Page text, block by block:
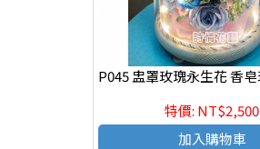
特價: NT$2,500
加入購物車